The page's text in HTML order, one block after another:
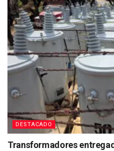
DESTACADO
Transformadores